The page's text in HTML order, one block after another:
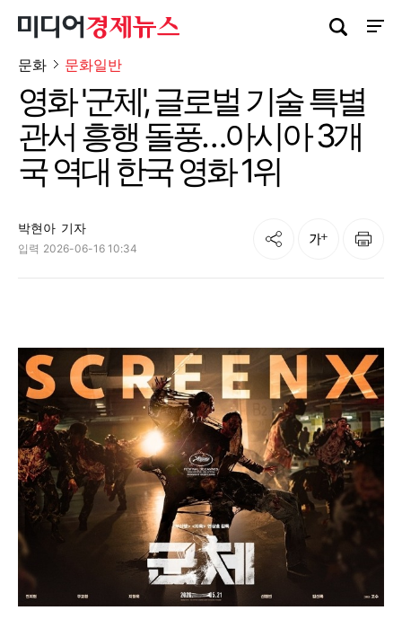
사이
검색창 열기
문화 문화일반
영화 '군체', 글로벌 기술 특별
관서 흥행 돌풍…아시아 3개
국 역대 한국 영화 1위
박현아 기자
입력 2026-06-16 10:34
공유 글자크기 인쇄